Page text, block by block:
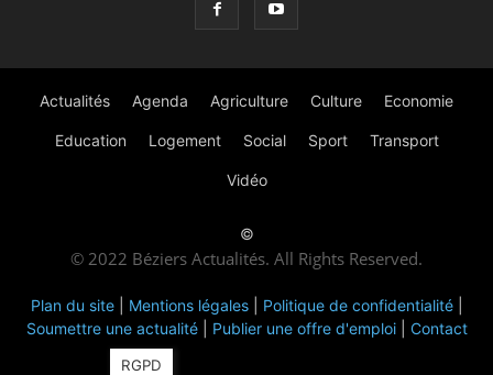
Actualités Agenda Agriculture Culture Economie
Education Logement Social Sport Transport
Vidéo
©
© 2022 Béziers Actualités. All Rights Reserved.
Plan du site| Mentions légales| Politique de confidentialité
Soumettre une actualité| Publier une offre d'emploi| Contact
RGPD